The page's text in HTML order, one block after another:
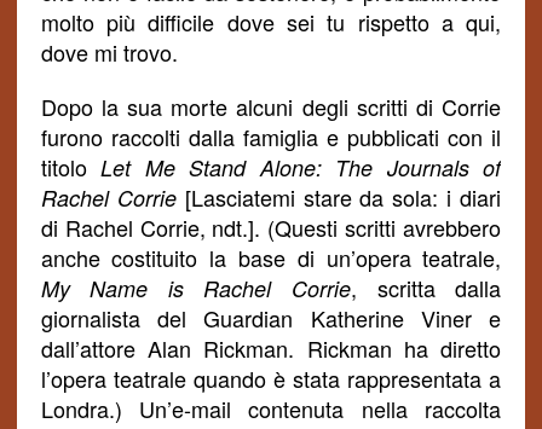
molto più difficile dove sei tu rispetto a qui,
dove mi trovo.
Dopo la sua morte alcuni degli scritti di Corrie
furono raccolti dalla famiglia e pubblicati con il
titoloLet Me Stand Alone: The Journals of
Rachel Corrie[Lasciatemi stare da sola: i diari
di Rachel Corrie, ndt.]. (Questi scritti avrebbero
anche costituito la base di un’opera teatrale,
My Name is Rachel Corrie, scritta dalla
giornalista del Guardian Katherine Viner e
dall’attore Alan Rickman. Rickman ha diretto
l’opera teatrale quando è stata rappresentata a
Londra.) Un’e-mail contenuta nella raccolta